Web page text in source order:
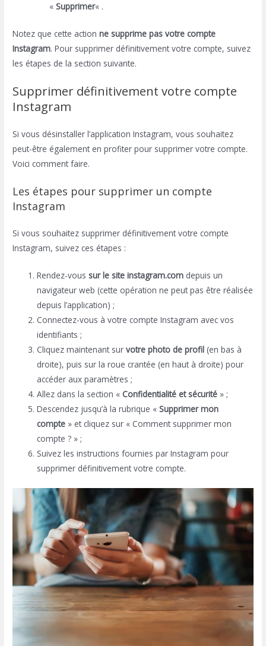
« Supprimer« .
Notez que cette action ne supprime pas votre compte
Instagram. Pour supprimer définitivement votre compte, suivez
les étapes de la section suivante.
Supprimer définitivement votre compte
Instagram
Si vous désinstaller l’application Instagram, vous souhaitez
peut-être également en profiter pour supprimer votre compte.
Voici comment faire.
Les étapes pour supprimer un compte
Instagram
Si vous souhaitez supprimer définitivement votre compte
Instagram, suivez ces étapes :
Rendez-voussur le site instagram.com depuis un
navigateur web (cette opération ne peut pas être réalisée
depuis l’application) ;
Connectez-vous à votre compte Instagram avec vos
identifiants ;
Cliquez maintenant survotre photo de profil (en bas à
droite), puis sur la roue crantée (en haut à droite) pour
accéder aux paramètres ;
Allez dans la section «Confidentialité et sécurité » ;
Descendez jusqu’à la rubrique «Supprimer mon
compte » et cliquez sur « Comment supprimer mon
compte ? » ;
Suivez les instructions fournies par Instagram pour
supprimer définitivement votre compte.